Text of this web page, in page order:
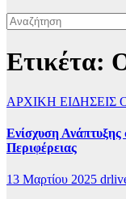
Ετικέτα:
ΑΡΧΙΚΗ ΕΙΔΗΣΕΙΣ
Ενίσχυση
Περιφέρειας
13 Μαρτίου 2025